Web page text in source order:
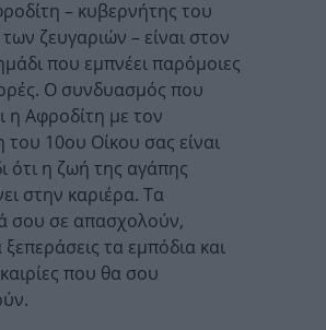
– κυβερνήτης του
ζευγαριών – είναι στον
που εμπνέει παρόμοιες
Ο συνδυασμός που
η Αφροδίτη με τον
του 10ου Οίκου σας είναι
ότι η ζωή της αγάπης
στην καριέρα. Τα
σου σε απασχολούν,
ξεπεράσεις τα εμπόδια και
που θα σου